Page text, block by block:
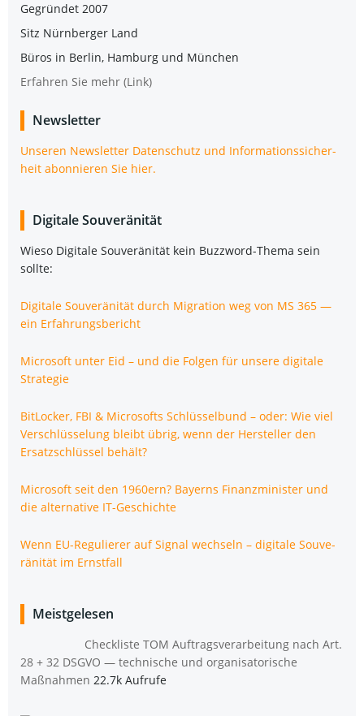
Gegrün­det 2007
Sitz Nürn­ber­ger Land
Büros in Ber­lin, Ham­burg und München
Erfah­ren Sie mehr (Link)
News­let­ter
Unse­ren News­let­ter Daten­schutz und Infor­ma­ti­ons­si­cher­
heit abon­nie­ren Sie hier.
Digi­ta­le Souveränität
Wie­so Digi­ta­le Sou­ve­rä­ni­tät kein Buz­zword-The­ma sein
sollte:
Digi­ta­le Sou­ve­rä­ni­tät durch Migra­ti­on weg von MS 365 —
ein Erfahrungsbericht
Micro­soft unter Eid – und die Fol­gen für unse­re digi­ta­le
Strategie
Bit­Lo­cker, FBI & Micro­softs Schlüs­sel­bund – oder: Wie viel
Ver­schlüs­se­lung bleibt übrig, wenn der Her­stel­ler den
Ersatz­schlüs­sel behält?
Micro­soft seit den 1960ern? Bay­erns Finanz­mi­nis­ter und
die alter­na­ti­ve IT-Geschichte
Wenn EU-Regu­lie­rer auf Signal wech­seln – digi­ta­le Sou­ve­
rä­ni­tät im Ernstfall
Meistgelesen
Check­lis­te TOM Auf­trags­ver­ar­bei­tung nach Art.
28 + 32 DSGVO — tech­ni­sche und orga­ni­sa­to­ri­sche
Maßnahmen 22.7k Aufrufe